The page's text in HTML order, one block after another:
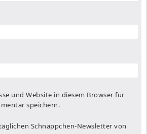
und Website in diesem Browser für
speichern.
Schnäppchen-Newsletter von